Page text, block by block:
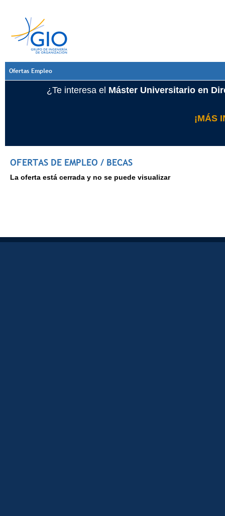
Ofertas Empleo
¿Te interesa el Máster Universitario en
¡MÁS
OFERTAS DE EMPLEO / BECAS
La oferta está cerrada y no se puede visualizar